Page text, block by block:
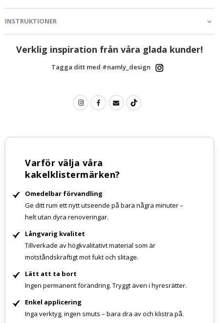
INSTRUKTIONER
Verklig inspiration från våra glada kunder!
Tagga ditt med #namly_design
Varför välja våra
kakelklistermärken?
Omedelbar förvandling
Ge ditt rum ett nytt utseende på bara några minuter –
helt utan dyra renoveringar.
Långvarig kvalitet
Tillverkade av högkvalitativt material som är
motståndskraftigt mot fukt och slitage.
Lätt att ta bort
Ingen permanent förändring. Tryggt även i hyresrätter.
Enkel applicering
Inga verktyg, ingen smuts – bara dra av och klistra på.